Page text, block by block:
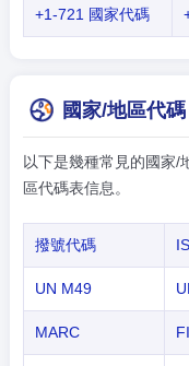
+1-721 國家代碼
國家/地區代碼
以下是幾種常見的國家/
區代碼表信息。
撥號代碼
UN M49
MARC